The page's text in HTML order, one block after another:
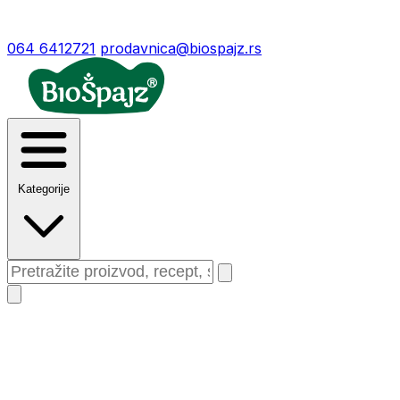
064 6412721 prodavnica@biospajz.rs
Kategorije